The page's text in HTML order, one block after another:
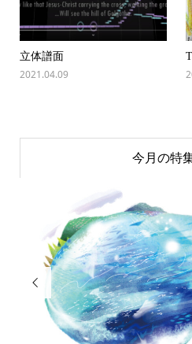
立体譜面
2021.04.09
今月の特
